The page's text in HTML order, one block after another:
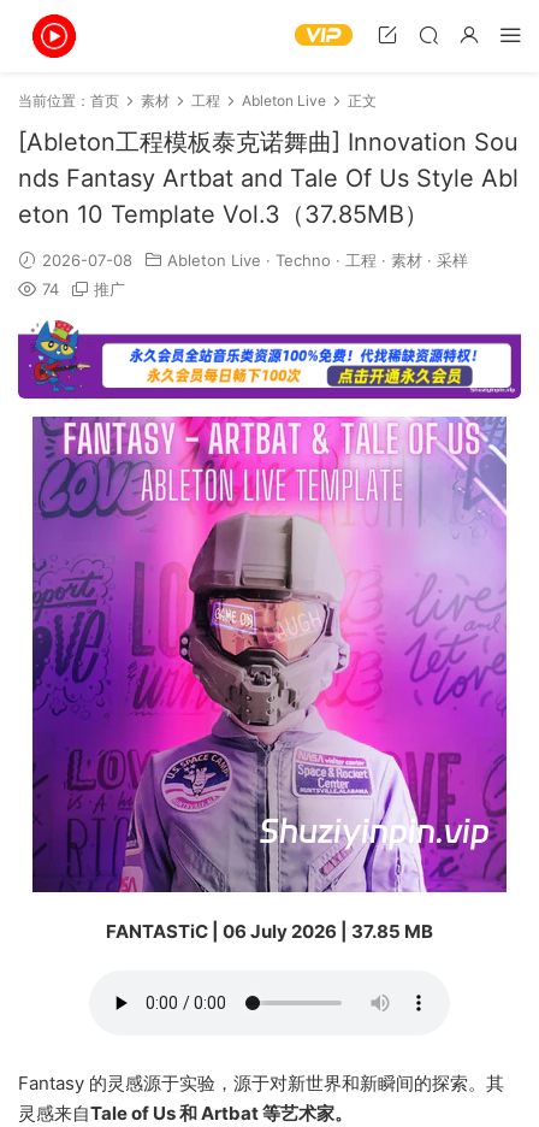
当前位置： 首页 素材 工程 Ableton Live 正文
[Ableton工程模板泰克诺舞曲] Innovation Sou
nds Fantasy Artbat and Tale Of Us Style Abl
eton 10 Template Vol.3（37.85MB）
2026-07-08 Ableton Live · Techno · 工程 · 素材 · 采样
74
推广
FANTASTiC | 06 July 2026 | 37.85 MB
Fantasy 的灵感源于实验，源于对新世界和新瞬间的探索。其
灵感来自Tale of Us 和 Artbat 等艺术家。